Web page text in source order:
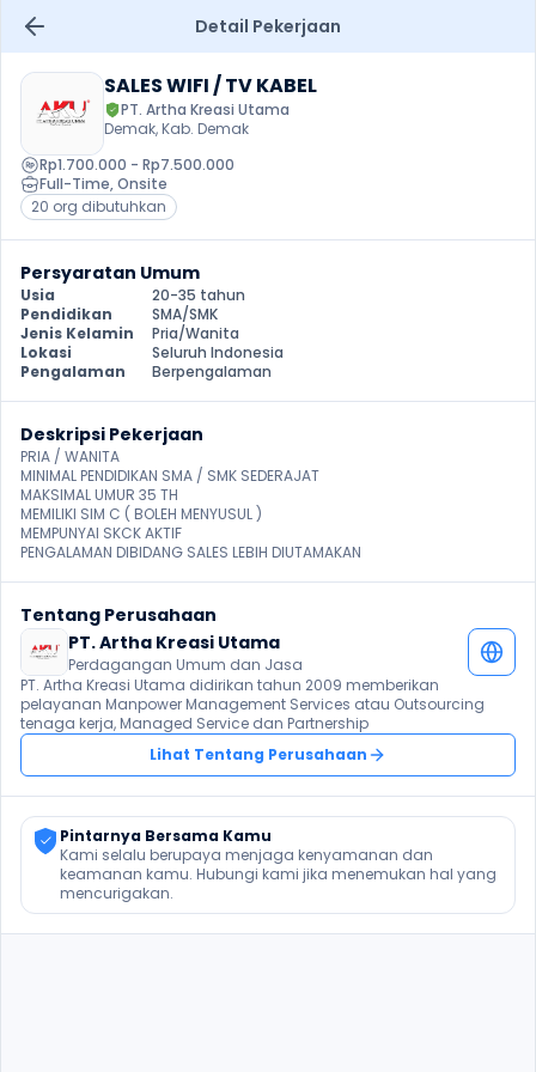
Detail Pekerjaan
SALES WIFI / TV KABEL
PT. Artha Kreasi Utama
Demak, Kab. Demak
Rp1.700.000 - Rp7.500.000
Full-Time, Onsite
20 org dibutuhkan
Persyaratan Umum
Usia
20-35 tahun
Pendidikan
SMA/SMK
Jenis Kelamin
Pria/Wanita
Lokasi
Seluruh Indonesia
Pengalaman
Berpengalaman
Deskripsi Pekerjaan
PRIA / WANITA
MINIMAL PENDIDIKAN SMA / SMK SEDERAJAT
MAKSIMAL UMUR 35 TH
MEMILIKI SIM C ( BOLEH MENYUSUL )
MEMPUNYAI SKCK AKTIF
PENGALAMAN DIBIDANG SALES LEBIH DIUTAMAKAN
Tentang Perusahaan
PT. Artha Kreasi Utama
Perdagangan Umum dan Jasa
PT. Artha Kreasi Utama didirikan tahun 2009 memberikan
pelayanan Manpower Management Services atau Outsourcing
tenaga kerja, Managed Service dan Partnership
Lihat Tentang Perusahaan
Pintarnya Bersama Kamu
Kami selalu berupaya menjaga kenyamanan dan
keamanan kamu. Hubungi kami jika menemukan hal yang
mencurigakan.